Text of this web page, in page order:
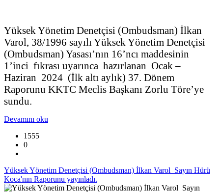
Yüksek Yönetim Denetçisi (Ombudsman) İlkan
Varol, 38/1996 sayılı Yüksek Yönetim Denetçisi
(Ombudsman) Yasası’nın 16’ncı maddesinin
1’inci fıkrası uyarınca hazırlanan Ocak –
Haziran 2024 (İlk altı aylık) 37. Dönem
Raporunu KKTC Meclis Başkanı Zorlu Töre’ye
sundu.
Devamını oku
1555
0
Yüksek Yönetim Denetçisi (Ombudsman) İlkan Varol Sayın Hürü
Koca'nın Raporunu yayınladı.